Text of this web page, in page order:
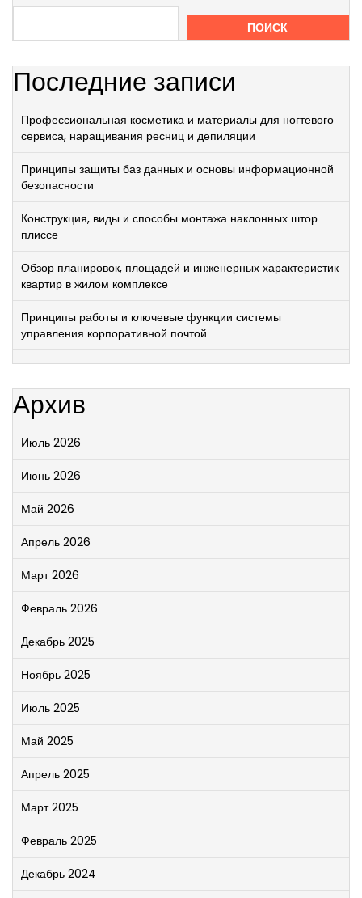
ПОИСК
Последние записи
Профессиональная косметика и материалы для ногтевого
сервиса, наращивания ресниц и депиляции
Принципы защиты баз данных и основы информационной
безопасности
Конструкция, виды и способы монтажа наклонных штор
плиссе
Обзор планировок, площадей и инженерных характеристик
квартир в жилом комплексе
Принципы работы и ключевые функции системы
управления корпоративной почтой
Архив
Июль 2026
Июнь 2026
Май 2026
Апрель 2026
Март 2026
Февраль 2026
Декабрь 2025
Ноябрь 2025
Июль 2025
Май 2025
Апрель 2025
Март 2025
Февраль 2025
Декабрь 2024